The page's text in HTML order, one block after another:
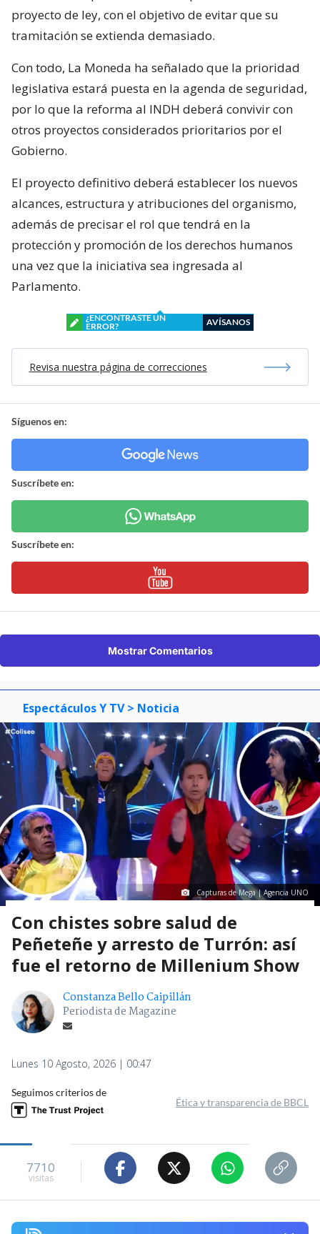
proyecto de ley, con el objetivo de evitar que su
tramitación se extienda demasiado.
Con todo, La Moneda ha señalado que la prioridad
legislativa estará puesta en la agenda de seguridad,
por lo que la reforma al INDH deberá convivir con
otros proyectos considerados prioritarios por el
Gobierno.
El proyecto definitivo deberá establecer los nuevos
alcances, estructura y atribuciones del organismo,
además de precisar el rol que tendrá en la
protección y promoción de los derechos humanos
una vez que la iniciativa sea ingresada al
Parlamento.
¿ENCONTRASTE UN
ERROR?
AVÍSANOS
Revisa nuestra página de correcciones
Síguenos en:
Suscríbete en:
Suscríbete en:
Mostrar Comentarios
Espectáculos Y TV > Noticia
Capturas de Mega | Agencia UNO
Con chistes sobre salud de
Peñeteñe y arresto de Turrón: así
fue el retorno de Millenium Show
Constanza Bello Caipillán
Periodista de Magazine
Lunes 10 Agosto, 2026 | 00:47
Seguimos criterios de
Ética y transparencia de BBCL
7710
visitas